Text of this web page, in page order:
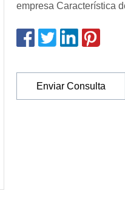
empresa Característica
Enviar Consulta